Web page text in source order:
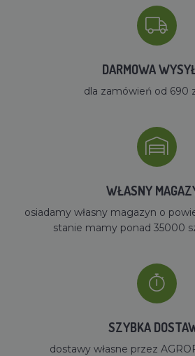
DARMOWA
dla zamówień od 690
WŁASNY
osiadamy własny magazyn o
stanie mamy ponad 35000
SZYBKA
dostawy własne przez